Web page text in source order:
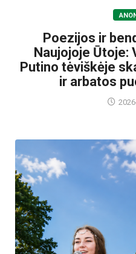
Poezijos ir
Naujojoje Ūtoje:
Putino tėviškėje
ir arbatos